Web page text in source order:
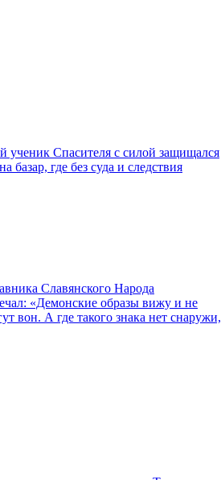
ученик Спасителя с силой защищался
базар, где без суда и следствия
Славянского Народа
«Демонские образы вижу и не
вон. А где такого знака нет снаружи,